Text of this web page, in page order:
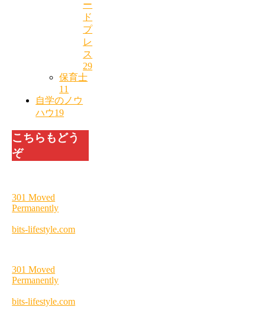
ー
ド
プ
レ
ス
29
保育士
11
自学のノウ
ハウ19
こちらもどう
ぞ
301 Moved
Permanently
bits-lifestyle.com
301 Moved
Permanently
bits-lifestyle.com